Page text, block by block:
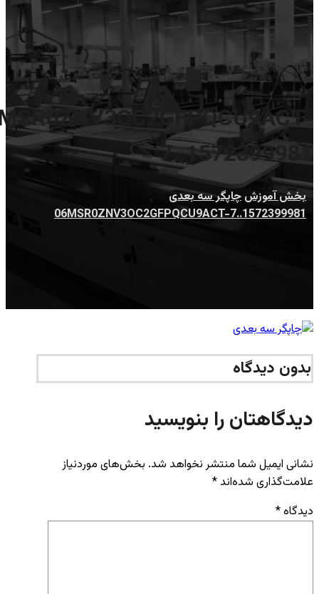
7..1572399981
بخش آموزش چاپگر سه بعدی
06MSR0ZNV3OC2GFPQCU9ACT-7..1572399981
بدون دیدگاه
دیدگاهتان را بنویسید
نشانی ایمیل شما منتشر نخواهد شد. بخش‌های موردنیاز
علامت‌گذاری شده‌اند *
دیدگاه*